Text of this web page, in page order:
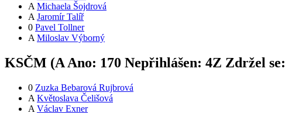
A Michaela Šojdrová
A Jaromír Talíř
0 Pavel Tollner
A Miloslav Výborný
KSČM (A Ano: 170 Nepřihlášen: 4Z Zdržel se:
0 Zuzka Bebarová Rujbrová
A Květoslava Čelišová
A Václav Exner